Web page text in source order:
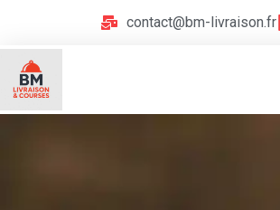
contact@bm-livraison.fr